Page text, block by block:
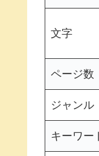
文字
ページ数
ジャンル
キーワー